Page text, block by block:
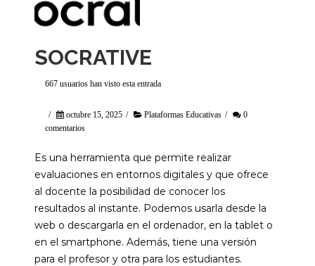
SOCRATIVE
667 usuarios han visto esta entrada
/ octubre 15, 2025 / Plataformas Educativas /
0
comentarios
Es una herramienta que permite realizar
evaluaciones en entornos digitales y que ofrece
al docente la posibilidad de conocer los
resultados al instante. Podemos usarla desde la
web o descargarla en el ordenador, en la tablet o
en el smartphone. Además, tiene una versión
para el profesor y otra para los estudiantes.